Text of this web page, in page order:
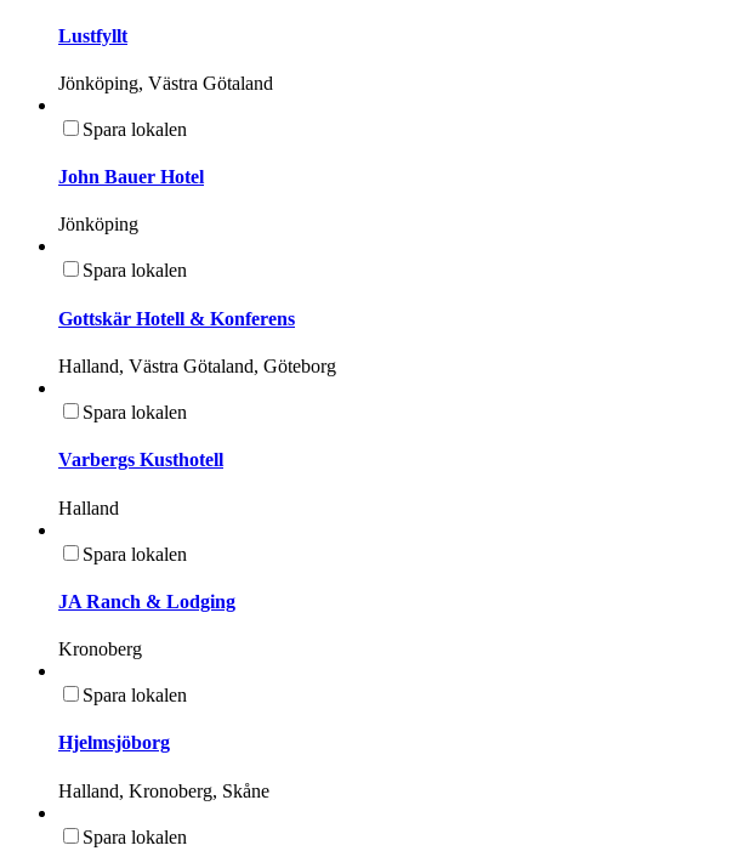
Lustfyllt
Jönköping, Västra Götaland
Spara lokalen
John Bauer Hotel
Jönköping
Spara lokalen
Gottskär Hotell & Konferens
Halland, Västra Götaland, Göteborg
Spara lokalen
Varbergs Kusthotell
Halland
Spara lokalen
JA Ranch & Lodging
Kronoberg
Spara lokalen
Hjelmsjöborg
Halland, Kronoberg, Skåne
Spara lokalen